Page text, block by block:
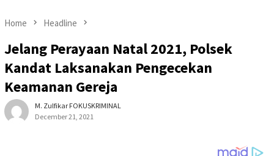
Home Headline
Jelang Perayaan Natal 2021, Polsek
Kandat Laksanakan Pengecekan
Keamanan Gereja
M. Zulfikar FOKUSKRIMINAL
December 21, 2021